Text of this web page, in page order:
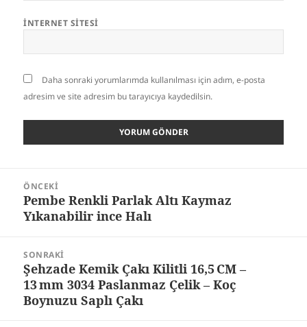
İNTERNET SITESI
Daha sonraki yorumlarımda kullanılması için adım, e-posta
adresim ve site adresim bu tarayıcıya kaydedilsin.
gezinmesi
ÖNCEKI
Önceki
yazı:
Pembe Renkli Parlak Altı Kaymaz
Yıkanabilir ince Halı
SONRAKI
Sonraki
yazı:
Şehzade Kemik Çakı Kilitli 16,5 CM –
13 mm 3034 Paslanmaz Çelik – Koç
Boynuzu Saplı Çakı